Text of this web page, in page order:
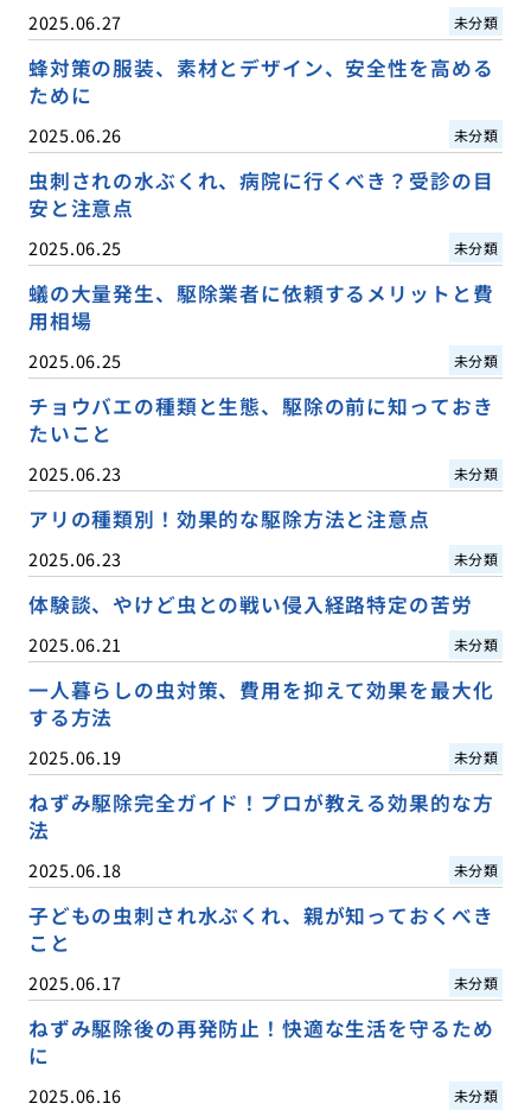
2025.06.27 未分類
蜂対策の服装、素材とデザイン、安全性を高める
ために
2025.06.26 未分類
虫刺されの水ぶくれ、病院に行くべき？受診の目
安と注意点
2025.06.25 未分類
蟻の大量発生、駆除業者に依頼するメリットと費
用相場
2025.06.25 未分類
チョウバエの種類と生態、駆除の前に知っておき
たいこと
2025.06.23 未分類
アリの種類別！効果的な駆除方法と注意点
2025.06.23 未分類
体験談、やけど虫との戦い侵入経路特定の苦労
2025.06.21 未分類
一人暮らしの虫対策、費用を抑えて効果を最大化
する方法
2025.06.19 未分類
ねずみ駆除完全ガイド！プロが教える効果的な方
法
2025.06.18 未分類
子どもの虫刺され水ぶくれ、親が知っておくべき
こと
2025.06.17 未分類
ねずみ駆除後の再発防止！快適な生活を守るため
に
2025.06.16 未分類